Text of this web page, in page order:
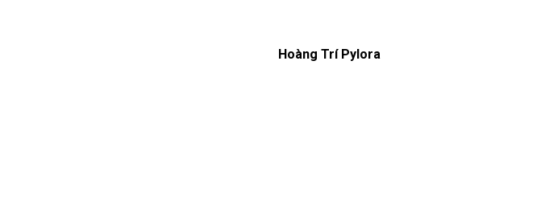
Hoàng Trí Pylora